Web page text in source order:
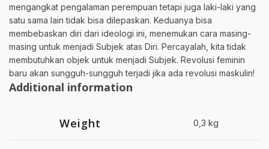
mengangkat pengalaman perempuan tetapi juga laki-laki yang
satu sama lain tidak bisa dilepaskan. Keduanya bisa
membebaskan diri dari ideologi ini, menemukan cara masing-
masing untuk menjadi Subjek atas Diri. Percayalah, kita tidak
membutuhkan objek untuk menjadi Subjek. Revolusi feminin
baru akan sungguh-sungguh terjadi jika ada revolusi maskulin!
Additional information
Weight 0,3 kg